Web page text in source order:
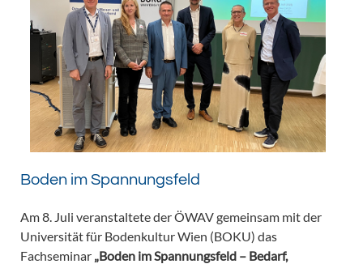
Boden im Spannungsfeld
Am 8. Juli veranstaltete der ÖWAV gemeinsam mit der
Universität für Bodenkultur Wien (BOKU) das
Fachseminar „Boden im Spannungsfeld – Bedarf,